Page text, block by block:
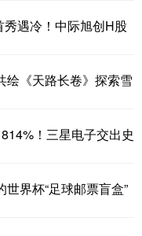
遇冷！中际旭创H股
绘《天路长卷》探索雪
！三星电子交出史
界杯“足球邮票盲盒”